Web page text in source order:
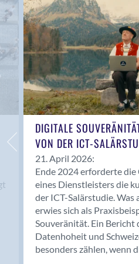
Anwil
Appenzell
Au SG
Baar
Baden
Balsthal
Balzers
Basel
Bassersdorf
Belp
Bendern
Benken (SG)
Bergdietikon
Berlin
Bern
Bern - Liebefeld
DIGITALE
VON DER ICT-
21. April 2026:
Ende 2024 erforderte die
eines Dienstleisters die
der ICT-Salärstudie. Was
erwies sich als
Souveränität. Ein Bericht
Datenhoheit und
besonders zählen, wenn